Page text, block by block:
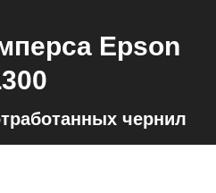
Epson
чернил